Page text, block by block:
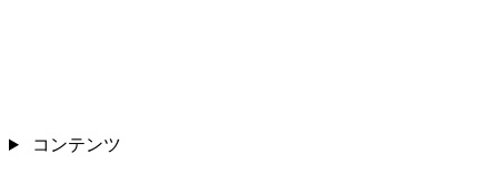
コンテンツ